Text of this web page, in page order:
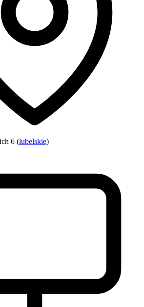
6 (lubelskie)